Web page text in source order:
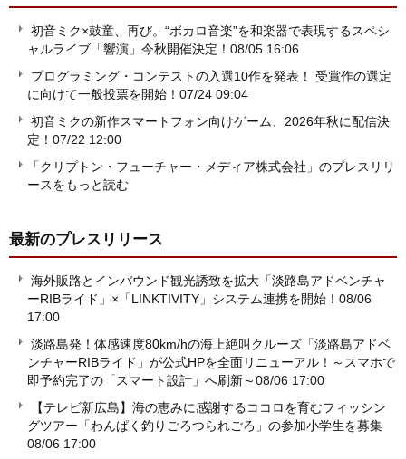
初音ミク×鼓童、再び。“ボカロ音楽”を和楽器で表現するスペシ
ャルライブ「響演」今秋開催決定！ 08/05 16:06
プログラミング・コンテストの入選10作を発表！ 受賞作の選定
に向けて一般投票を開始！ 07/24 09:04
初音ミクの新作スマートフォン向けゲーム、2026年秋に配信決
定！ 07/22 12:00
「クリプトン・フューチャー・メディア株式会社」のプレスリリ
ースをもっと読む
最新のプレスリリース
海外販路とインバウンド観光誘致を拡大「淡路島アドベンチャ
ーRIBライド」×「LINKTIVITY」システム連携を開始！ 08/06
17:00
淡路島発！体感速度80km/hの海上絶叫クルーズ「淡路島アドベ
ンチャーRIBライド」が公式HPを全面リニューアル！～スマホで
即予約完了の「スマート設計」へ刷新～08/06 17:00
【テレビ新広島】海の恵みに感謝するココロを育むフィッシン
グツアー「わんぱく釣りごろつられごろ」の参加小学生を募集
08/06 17:00